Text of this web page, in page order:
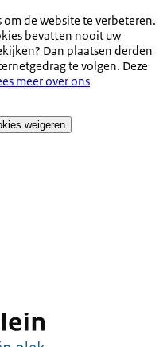
de website te verbeteren.
bevatten nooit uw
Dan plaatsen derden
te volgen. Deze
meer over ons
weigeren